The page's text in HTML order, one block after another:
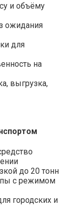
и объёму
ожидания
для
на
выгрузка,
до 20 тонн
с режимом
городских и